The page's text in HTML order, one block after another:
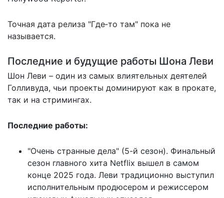
Точная дата релиза "Где‑то там" пока не
называется.
Последние и будущие работы Шона Леви
Шон Леви – один из самых влиятельных деятелей
Голливуда, чьи проекты доминируют как в прокате,
так и на стримингах.
Последние работы:
"Очень странные дела" (5-й сезон). Финальный
сезон главного хита Netflix вышел в самом
конце 2025 года. Леви традиционно выступил
исполнительным продюсером и режиссером